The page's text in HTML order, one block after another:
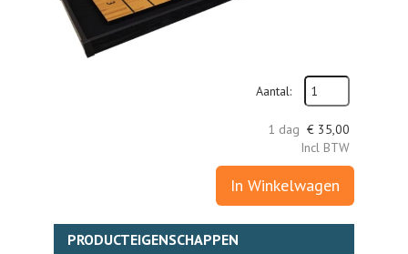
Aantal:
1 dag € 35,00
Incl BTW
In Winkelwagen
PRODUCTEIGENSCHAPPEN